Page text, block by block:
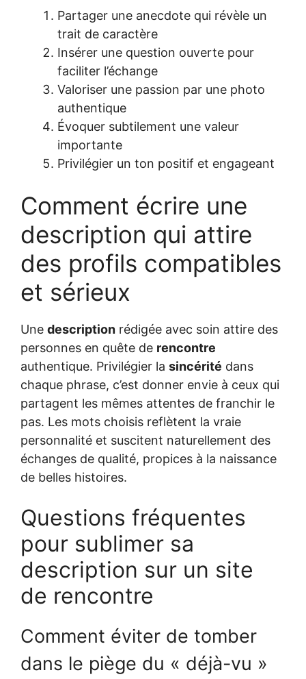
Partager une anecdote qui révèle un
trait de caractère
Insérer une question ouverte pour
faciliter l’échange
Valoriser une passion par une photo
authentique
Évoquer subtilement une valeur
importante
Privilégier un ton positif et engageant
Comment écrire une
description qui attire
des profils compatibles
et sérieux
Une description rédigée avec soin attire des
personnes en quête de rencontre
authentique. Privilégier la sincérité dans
chaque phrase, c’est donner envie à ceux qui
partagent les mêmes attentes de franchir le
pas. Les mots choisis reflètent la vraie
personnalité et suscitent naturellement des
échanges de qualité, propices à la naissance
de belles histoires.
Questions fréquentes
pour sublimer sa
description sur un site
de rencontre
Comment éviter de tomber
dans le piège du « déjà-vu »